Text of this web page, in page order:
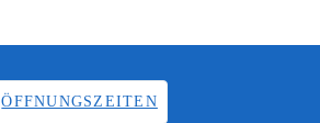
ÖFFNUNGSZEITEN